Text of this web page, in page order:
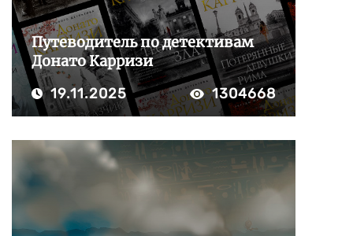
Путеводитель по детективам
Донато Карризи
19.11.2025 1304668